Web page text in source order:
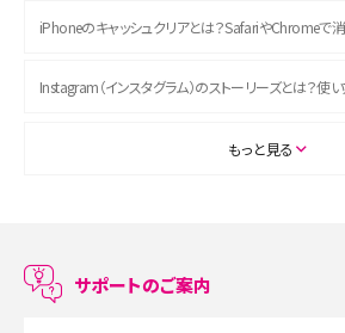
iPhoneのキャッシュクリアとは？SafariやChromeで
Instagram（インスタグラム）のストーリーズとは？使
ASMRとは？初心者向けの代表ジャンルや楽しみ方を
LINEで友だちを削除する方法は？方法ごとの影響や
もっと見る
サポートのご案内